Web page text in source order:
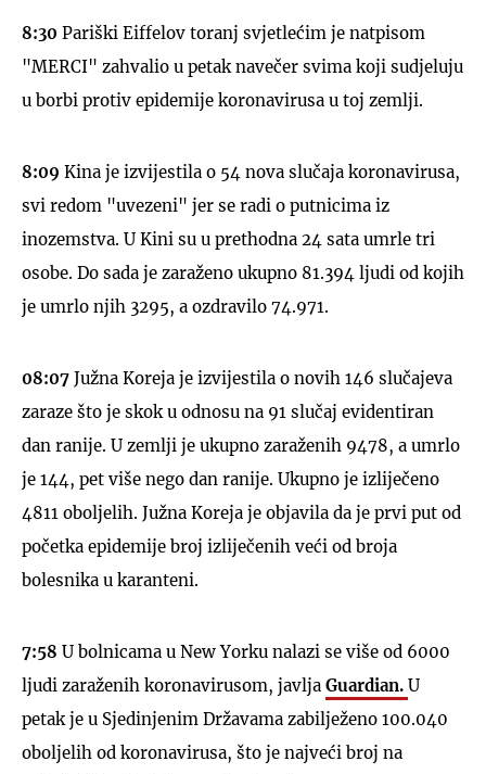
8:30 Pariški Eiffelov toranj svjetlećim je natpisom
"MERCI" zahvalio u petak navečer svima koji sudjeluju
u borbi protiv epidemije koronavirusa u toj zemlji.
8:09 Kina je izvijestila o 54 nova slučaja koronavirusa,
svi redom "uvezeni" jer se radi o putnicima iz
inozemstva. U Kini su u prethodna 24 sata umrle tri
osobe. Do sada je zaraženo ukupno 81.394 ljudi od kojih
je umrlo njih 3295, a ozdravilo 74.971.
08:07 Južna Koreja je izvijestila o novih 146 slučajeva
zaraze što je skok u odnosu na 91 slučaj evidentiran
dan ranije. U zemlji je ukupno zaraženih 9478, a umrlo
je 144, pet više nego dan ranije. Ukupno je izliječeno
4811 oboljelih. Južna Koreja je objavila da je prvi put od
početka epidemije broj izliječenih veći od broja
bolesnika u karanteni.
7:58 U bolnicama u New Yorku nalazi se više od 6000
ljudi zaraženih koronavirusom, javlja Guardian. U
petak je u Sjedinjenim Državama zabilježeno 100.040
oboljelih od koronavirusa, što je najveći broj na